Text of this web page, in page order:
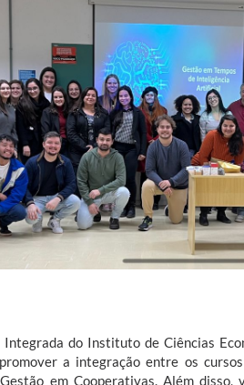
Integrada do Instituto de Ciências
a integração entre os
em Cooperativas. Além